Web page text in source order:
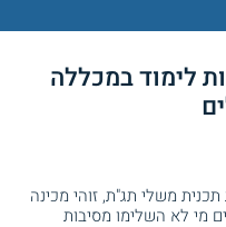
להשלמת 12 שנות לימוד במכללה
משלי תג"ת, זוהי מכינה
מי לא השלימו מסיבות